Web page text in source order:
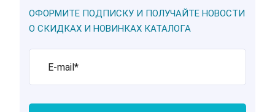
ОФОРМИТЕ ПОДПИСКУ И ПОЛУЧАЙТЕ НОВОСТИ
О СКИДКАХ И НОВИНКАХ КАТАЛОГА